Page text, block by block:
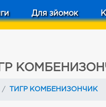
Для зйомок
ТИГР КОМБЕНИЗОНЧИК